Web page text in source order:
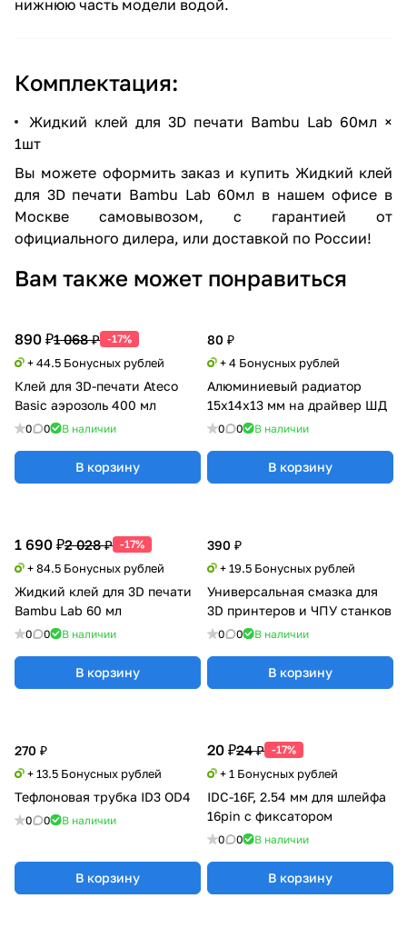
нижнюю часть модели водой.
Комплектация:
Жидкий клей для 3D печати Bambu Lab 60мл ×
1шт
Вы можете оформить заказ и купить Жидкий клей
для 3D печати Bambu Lab 60мл в нашем офисе в
Москве самовывозом, с гарантией от
официального дилера, или доставкой по России!
Вам также может понравиться
890 ₽1 068 ₽ -17%
+ 44.5 Бонусных рублей
Клей для 3D-печати Ateco
Basic аэрозоль 400 мл
0 0 В наличии
В корзину
80 ₽
+ 4 Бонусных рублей
Алюминиевый радиатор
15x14x13 мм на драйвер ШД
0 0 В наличии
В корзину
390 ₽
+ 19.5 Бонусных рублей
Универсальная смазка для
3D принтеров и ЧПУ станков
0 0 В наличии
В корзину
270 ₽
+ 13.5 Бонусных рублей
Тефлоновая трубка ID3 OD4
0 0 В наличии
В корзину
20 ₽24 ₽ -17%
+ 1 Бонусных рублей
IDC-16F, 2.54 мм для шлейфа
16pin c фиксатором
0 0 В наличии
В корзину
1 690 ₽2 028 ₽ -17%
+ 84.5 Бонусных рублей
Жидкий клей для 3D печати
Bambu Lab 60 мл
0 0 В наличии
В корзину